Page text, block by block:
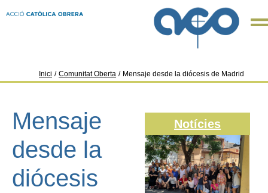
Inici / Comunitat Oberta / Mensaje desde la diócesis de Madrid
Mensaje
desde la
diócesis
Notícies